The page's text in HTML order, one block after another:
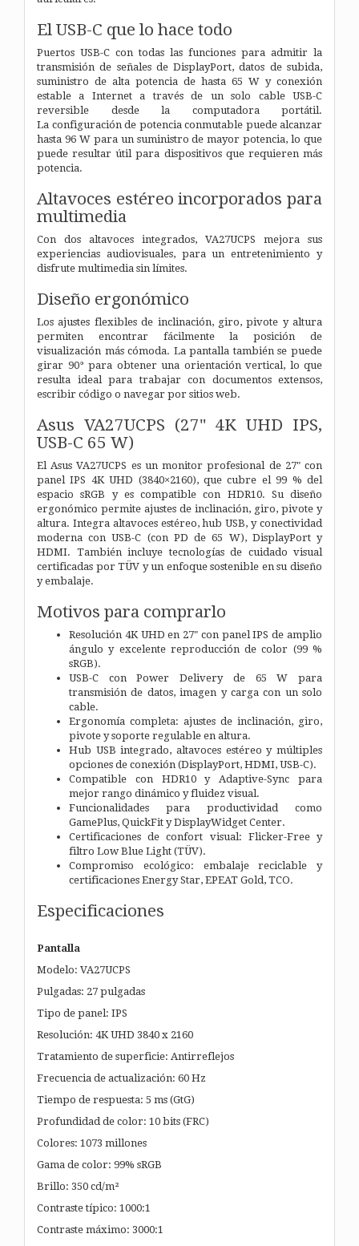
El USB-C que lo hace todo
Puertos USB-C con todas las funciones para admitir la
transmisión de señales de DisplayPort, datos de subida,
suministro de alta potencia de hasta 65 W y conexión
estable a Internet a través de un solo cable USB-C
reversible desde la computadora portátil.
La configuración de potencia conmutable puede alcanzar
hasta 96 W para un suministro de mayor potencia, lo que
puede resultar útil para dispositivos que requieren más
potencia.
Altavoces estéreo incorporados para
multimedia
Con dos altavoces integrados, VA27UCPS mejora sus
experiencias audiovisuales, para un entretenimiento y
disfrute multimedia sin límites.
Diseño ergonómico
Los ajustes flexibles de inclinación, giro, pivote y altura
permiten encontrar fácilmente la posición de
visualización más cómoda. La pantalla también se puede
girar 90° para obtener una orientación vertical, lo que
resulta ideal para trabajar con documentos extensos,
escribir código o navegar por sitios web.
Asus VA27UCPS (27" 4K UHD IPS,
USB-C 65 W)
El Asus VA27UCPS es un monitor profesional de 27" con
panel IPS 4K UHD (3840×2160), que cubre el 99 % del
espacio sRGB y es compatible con HDR10. Su diseño
ergonómico permite ajustes de inclinación, giro, pivote y
altura. Integra altavoces estéreo, hub USB, y conectividad
moderna con USB-C (con PD de 65 W), DisplayPort y
HDMI. También incluye tecnologías de cuidado visual
certificadas por TÜV y un enfoque sostenible en su diseño
y embalaje.
Motivos para comprarlo
Resolución 4K UHD en 27" con panel IPS de amplio
ángulo y excelente reproducción de color (99 %
sRGB).
USB-C con Power Delivery de 65 W para
transmisión de datos, imagen y carga con un solo
cable.
Ergonomía completa: ajustes de inclinación, giro,
pivote y soporte regulable en altura.
Hub USB integrado, altavoces estéreo y múltiples
opciones de conexión (DisplayPort, HDMI, USB-C).
Compatible con HDR10 y Adaptive-Sync para
mejor rango dinámico y fluidez visual.
Funcionalidades para productividad como
GamePlus, QuickFit y DisplayWidget Center.
Certificaciones de confort visual: Flicker-Free y
filtro Low Blue Light (TÜV).
Compromiso ecológico: embalaje reciclable y
certificaciones Energy Star, EPEAT Gold, TCO.
Especificaciones
Pantalla
Modelo: VA27UCPS
Pulgadas: 27 pulgadas
Tipo de panel: IPS
Resolución: 4K UHD 3840 x 2160
Tratamiento de superficie: Antirreflejos
Frecuencia de actualización: 60 Hz
Tiempo de respuesta: 5 ms (GtG)
Profundidad de color: 10 bits (FRC)
Colores: 1073 millones
Gama de color: 99% sRGB
Brillo: 350 cd/m²
Contraste típico: 1000:1
Contraste máximo: 3000:1